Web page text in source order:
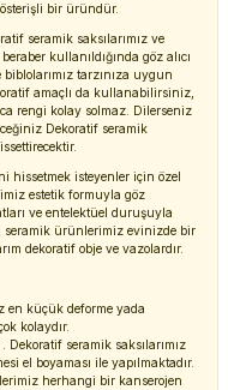
bir üründür.
seramik saksılarımız ve
kullanıldığında göz alıcı
tarzınıza uygun
amaçlı da kullanabilirsiniz,
rengi kolay solmaz. Dilerseniz
Dekoratif seramik
hissetmek isteyenler için özel
estetik formuyla göz
ve entelektüel duruşuyla
, seramik ürünlerimiz evinizde bir
dekoratif obje ve vazolardır.
küçük deforme yada
kolaydır.
seramik saksılarımız
el boyaması ile yapılmaktadır.
herhangi bir kanserojen